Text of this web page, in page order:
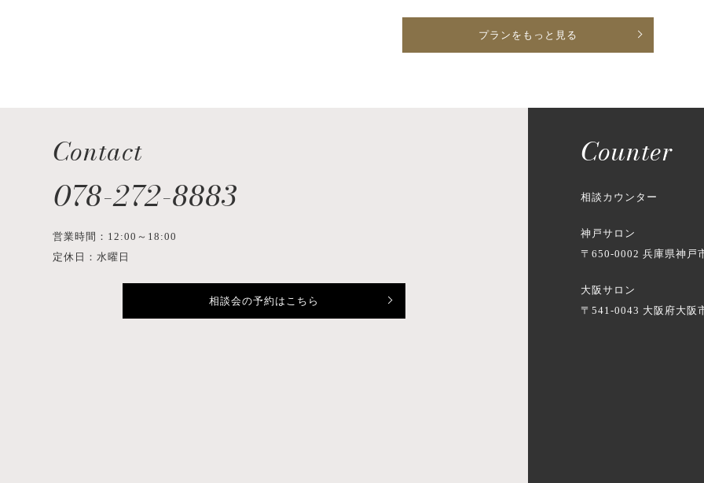
プランをもっと見る
Contact
078-272-8883
営業時間：12:00～18:00
定休日：水曜日
相談会の予約はこちら
Counter
相談カウンター
神戸サロン
〒650-0002 兵庫県神戸
大阪サロン
〒541-0043 大阪府大阪